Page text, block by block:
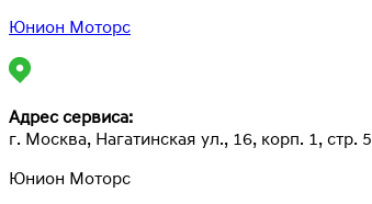
Юнион Моторс
Адрес сервиса:
г. Москва, Нагатинская ул., 16, корп. 1, стр. 5
Юнион Моторс